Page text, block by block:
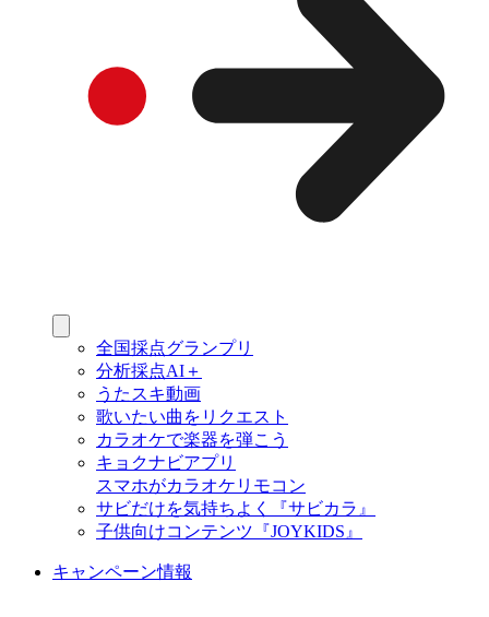
全国採点グランプリ
分析採点AI＋
うたスキ動画
歌いたい曲をリクエスト
カラオケで楽器を弾こう
キョクナビアプリ
スマホがカラオケリモコン
サビだけを気持ちよく『サビカラ』
子供向けコンテンツ『JOYKIDS』
キャンペーン情報